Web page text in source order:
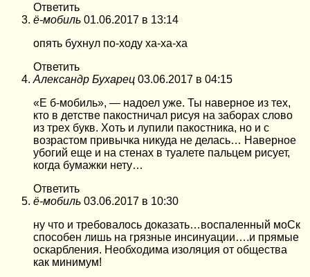
Ответить
ё-мобиль 01.06.2017 в 13:14
опять бухнул по-ходу ха-ха-ха
Ответить
Александр Бухарец 03.06.2017 в 04:15
«Е б-мобиль», — надоел уже. Ты наверное из тех,
кто в детстве пакостничал рисуя на заборах слово
из трех букв. Хоть и лупили пакостника, но и с
возрастом привычка никуда не делась… Наверное
убогий еще и на стенах в туалете пальцем рисует,
когда бумажки нету…
Ответить
ё-мобиль 03.06.2017 в 10:30
ну что и требовалось доказать…воспаленный моСк
способен лишь на грязные инсинуации….и прямые
оскарбления. Необходима изоляция от общества
как минимум!